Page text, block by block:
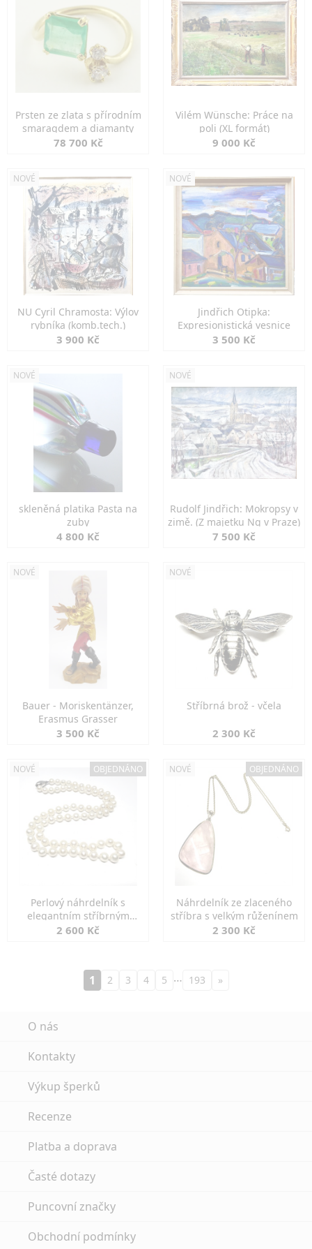
Prsten ze zlata s přírodním
smaragdem a diamanty
78 700 Kč
Vilém Wünsche: Práce na
poli (XL formát)
9 000 Kč
NOVÉ
NU Cyril Chramosta: Výlov
rybníka (komb.tech.)
3 900 Kč
NOVÉ
Jindřich Otipka:
Expresionistická vesnice
3 500 Kč
NOVÉ
skleněná platika Pasta na
zuby
4 800 Kč
NOVÉ
Rudolf Jindřich: Mokropsy v
zimě. (Z majetku Ng v Praze)
7 500 Kč
NOVÉ
Bauer - Moriskentänzer,
Erasmus Grasser
3 500 Kč
NOVÉ
Stříbrná brož - včela
2 300 Kč
NOVÉ OBJEDNÁNO
Perlový náhrdelník s
elegantním stříbrným
zapínáním
2 600 Kč
NOVÉ OBJEDNÁNO
Náhrdelník ze zlaceného
stříbra s velkým růženínem
2 300 Kč
1 2 3 4 5 … 193 »
O nás
Kontakty
Výkup šperků
Recenze
Platba a doprava
Časté dotazy
Puncovní značky
Obchodní podmínky